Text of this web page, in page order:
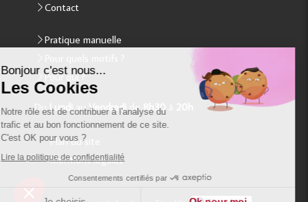
Contact
Pratique manuelle
Pour qui ?
DuLundiauVendredide8h30
Plan du site
Mentions légales
Continuer sans accepter
Bonjour c'est nous...
Les Cookies
Notre rôle est de contribuer à l'analyse du
trafic et au bon fonctionnement de ce site.
C'est OK pour vous ?
Lire la politique de confidentialité
Consentements certifiés par